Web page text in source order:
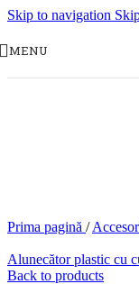
Skip to navigation
MENU
Prima pagină /
Alunecător plastic cu
Back to products